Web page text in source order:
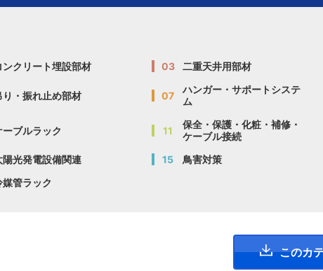
ンクリート埋設部材 03 二重天井用部材
り・振れ止め部材 07
ハンガー・サポートシステ
ム
ーブルラック 11
保全・保護・化粧・補修・
ケーブル接続
陽光発電設備関連 15 鳥害対策
媒管ラック
このカ